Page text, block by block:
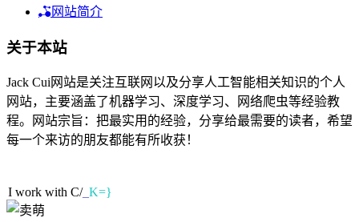
网站简介
关于本站
Jack Cui网站是关注互联网以及分享人工智能相关知识的个人
网站，主要涵盖了机器学习、深度学习、网络爬虫等经验教
程。网站宗旨：把最实用的经验，分享给最需要的读者，希望
每一个来访的朋友都能有所收获！
I work with C/C;h,